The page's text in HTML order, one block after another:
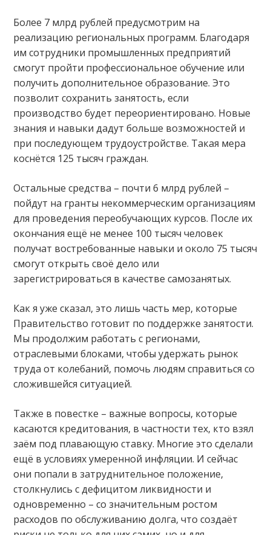
Более 7 млрд рублей предусмотрим на
реализацию региональных программ. Благодаря
им сотрудники промышленных предприятий
смогут пройти профессиональное обучение или
получить дополнительное образование. Это
позволит сохранить занятость, если
производство будет переориентировано. Новые
знания и навыки дадут больше возможностей и
при последующем трудоустройстве. Такая мера
коснётся 125 тысяч граждан.
Остальные средства – почти 6 млрд рублей –
пойдут на гранты некоммерческим организациям
для проведения переобучающих курсов. После их
окончания ещё не менее 100 тысяч человек
получат востребованные навыки и около 75 тысяч
смогут открыть своё дело или
зарегистрироваться в качестве самозанятых.
Как я уже сказал, это лишь часть мер, которые
Правительство готовит по поддержке занятости.
Мы продолжим работать с регионами,
отраслевыми блоками, чтобы удержать рынок
труда от колебаний, помочь людям справиться со
сложившейся ситуацией.
Также в повестке – важные вопросы, которые
касаются кредитования, в частности тех, кто взял
заём под плавающую ставку. Многие это сделали
ещё в условиях умеренной инфляции. И сейчас
они попали в затруднительное положение,
столкнулись с дефицитом ликвидности и
одновременно – со значительным ростом
расходов по обслуживанию долга, что создаёт